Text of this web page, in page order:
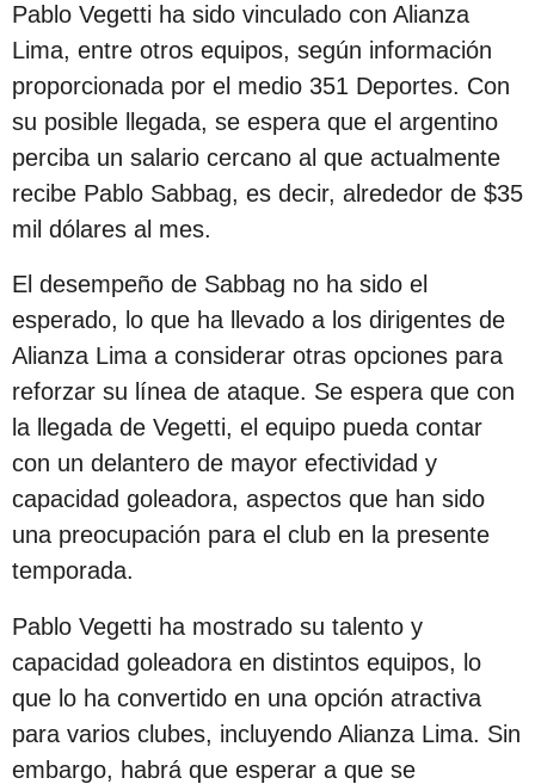
e
s
d
e
l
a
p
u
b
l
i
c
a
c
i
ó
Pablo Vegetti ha sido vinculado con Alianza
Lima, entre otros equipos, según información
proporcionada por el medio 351 Deportes. Con
su posible llegada, se espera que el argentino
perciba un salario cercano al que actualmente
recibe Pablo Sabbag, es decir, alrededor de $35
mil dólares al mes.
El desempeño de Sabbag no ha sido el
esperado, lo que ha llevado a los dirigentes de
Alianza Lima a considerar otras opciones para
reforzar su línea de ataque. Se espera que con
la llegada de Vegetti, el equipo pueda contar
con un delantero de mayor efectividad y
capacidad goleadora, aspectos que han sido
una preocupación para el club en la presente
temporada.
Pablo Vegetti ha mostrado su talento y
capacidad goleadora en distintos equipos, lo
que lo ha convertido en una opción atractiva
para varios clubes, incluyendo Alianza Lima. Sin
embargo, habrá que esperar a que se